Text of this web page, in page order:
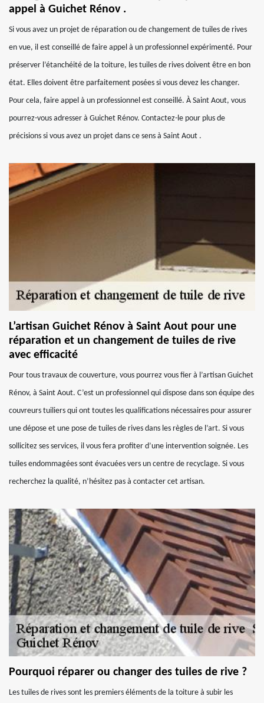
appel à Guichet Rénov .
Si vous avez un projet de réparation ou de changement de tuiles de rives
en vue, il est conseillé de faire appel à un professionnel expérimenté. Pour
préserver l’étanchéité de la toiture, les tuiles de rives doivent être en bon
état. Elles doivent être parfaitement posées si vous devez les changer.
Pour cela, faire appel à un professionnel est conseillé. À Saint Aout, vous
pourrez-vous adresser à Guichet Rénov. Contactez-le pour plus de
précisions si vous avez un projet dans ce sens à Saint Aout .
L’artisan Guichet Rénov à Saint Aout pour une
réparation et un changement de tuiles de rive
avec efficacité
Pour tous travaux de couverture, vous pourrez vous fier à l’artisan Guichet
Rénov, à Saint Aout. C’est un professionnel qui dispose dans son équipe des
couvreurs tuiliers qui ont toutes les qualifications nécessaires pour assurer
une dépose et une pose de tuiles de rives dans les règles de l’art. Si vous
sollicitez ses services, il vous fera profiter d’une intervention soignée. Les
tuiles endommagées sont évacuées vers un centre de recyclage. Si vous
recherchez la qualité, n’hésitez pas à contacter cet artisan.
Pourquoi réparer ou changer des tuiles de rive ?
Les tuiles de rives sont les premiers éléments de la toiture à subir les